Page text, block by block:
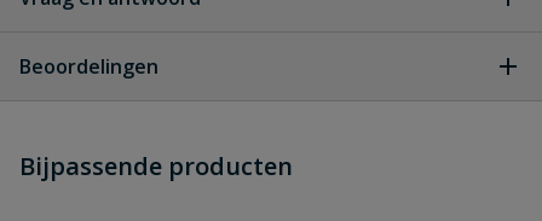
dit product?
Beoordelingen
Schrijf zelf een beoordeling
Bijpassende producten